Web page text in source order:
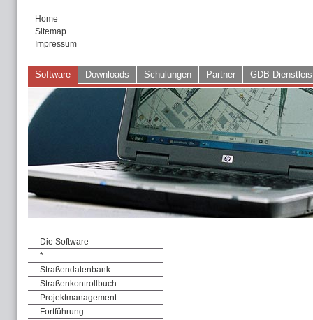
Home
Sitemap
Impressum
Software Downloads Schulungen Partner GDB
Die Software
*
Straßendatenbank
Straßenkontrollbuch
Projektmanagement
Fortführung